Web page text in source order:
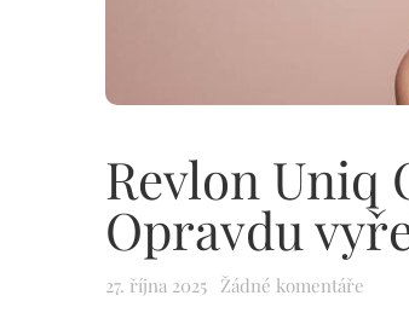
Revlon Uniq
Opravdu
27. října 2025 Žádné komentáře